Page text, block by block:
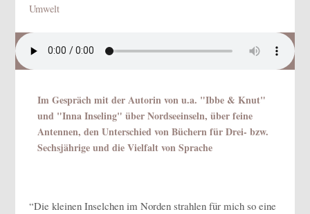
Umwelt
Im Gespräch mit der Autorin von u.a. "Ibbe & Knut"
und "Inna Inseling" über Nordseeinseln, über feine
Antennen, den Unterschied von Büchern für Drei- bzw.
Sechsjährige und die Vielfalt von Sprache
“Die kleinen Inselchen im Norden strahlen für mich so eine